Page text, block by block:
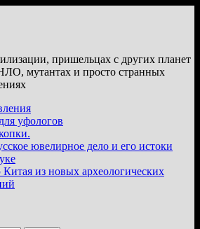
пришельцах с других планет
мутантах и просто странных
уфологов
ювелирное дело и его истоки
из новых археологических